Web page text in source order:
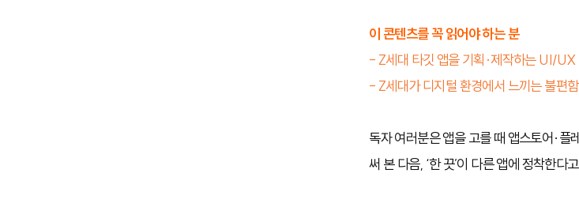
이 콘텐츠를 꼭 읽어야 하는 분
- Z세대 타깃 앱을 기획·제작하는 UI/UX
- Z세대가 디지털 환경에서 느끼는 불편
독자 여러분은 앱을 고를 때 앱스토어·
써 본 다음, ‘한 끗’이 다른 앱에 정착한다